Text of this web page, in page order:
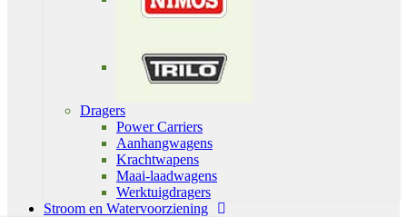
Dragers
Power Carriers
Aanhangwagens
Krachtwapens
Maai-laadwagens
Werktuigdragers
Stroom en Watervoorziening